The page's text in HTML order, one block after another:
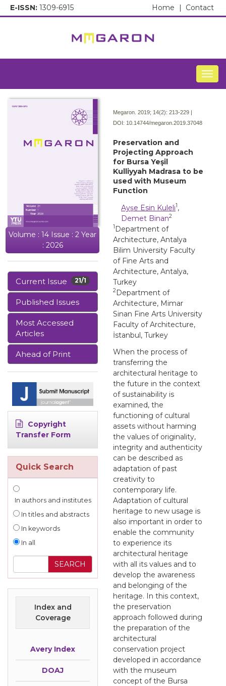
E-ISSN: 1309-6915 Contact
Home |
Volume : 14 Issue : 2 Year
: 2026
21/1
Current Issue
Published Issues
Most Accessed
Articles
Ahead of Print
Copyright
Transfer Form
Quick Search
In authors and institutes
In titles and abstracts
In keywords
In all
Index and
Coverage
Avery Index
DOAJ
Megaron. 2019; 14(2): 213-229 |
DOI: 10.14744/megaron.2019.37048
Preservation and
Projecting Approach
for Bursa Yeşil
Kulliyyah Madrasa to be
used with Museum
Function
Ayşe Esin Kuleli1,
Demet Binan2
1 Department of
Architecture, Antalya
Bilim University Faculty
of Fine Arts and
Architecture, Antalya,
Turkey
2Department of
Architecture, Mimar
Sinan Fine Arts University
Faculty of Architecture,
İstanbul, Turkey
When the process of
transferring the
architectural heritage to
the future in the context
of sustainability is
examined, the
functioning of cultural
assets without harming
the values of originality,
integrity and authenticity
can be described as
adaptation of past
creativity to
contemporary life.
Adaptation of cultural
heritage to new usage is
also important in order to
enable the community
to experience its
architectural heritage
with all its values and to
develop the awareness
and belonging of the
heritage. In this context,
the preservation
approach followed during
the preparation of the
architectural
conservation project
developed in accordance
with the museum
concept of the Bursa